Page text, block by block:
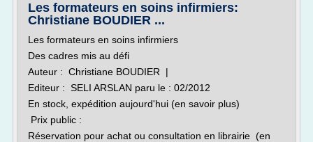
Les formateurs en soins infirmiers:
Christiane BOUDIER ...
Les formateurs en soins infirmiers
Des cadres mis au défi
Auteur : Christiane BOUDIER |
Editeur : SELI ARSLAN paru le : 02/2012
En stock, expédition aujourd'hui (en savoir plus)
Prix public :
Réservation pour achat ou consultation en librairie (en